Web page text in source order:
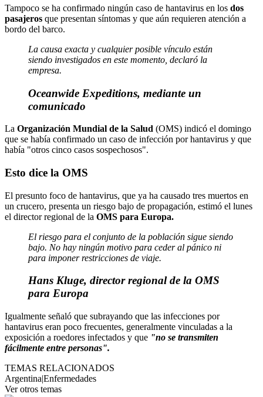
Tampoco se ha confirmado ningún caso de hantavirus en los dos
pasajeros que presentan síntomas y que aún requieren atención a
bordo del barco.
La causa exacta y cualquier posible vínculo están
siendo investigados en este momento, declaró la
empresa.
Oceanwide Expeditions, mediante un
comunicado
La Organización Mundial de la Salud (OMS) indicó el domingo
que se había confirmado un caso de infección por hantavirus y que
había "otros cinco casos sospechosos".
Esto dice la OMS
El presunto foco de hantavirus, que ya ha causado tres muertos en
un crucero, presenta un riesgo bajo de propagación, estimó el lunes
el director regional de la OMS para Europa.
El riesgo para el conjunto de la población sigue siendo
bajo. No hay ningún motivo para ceder al pánico ni
para imponer restricciones de viaje.
Hans Kluge, director regional de la OMS
para Europa
Igualmente señaló que subrayando que las infecciones por
hantavirus eran poco frecuentes, generalmente vinculadas a la
exposición a roedores infectados y que "no se transmiten
fácilmente entre personas".
TEMAS RELACIONADOS
Argentina|Enfermedades
Ver otros temas